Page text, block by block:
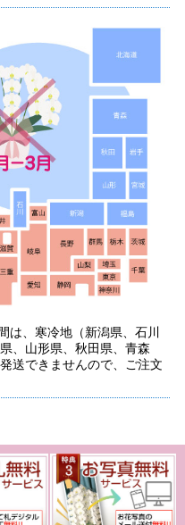
は、寒冷地（新潟県、石川
、山形県、秋田県、青森
送できませんので、ご注文